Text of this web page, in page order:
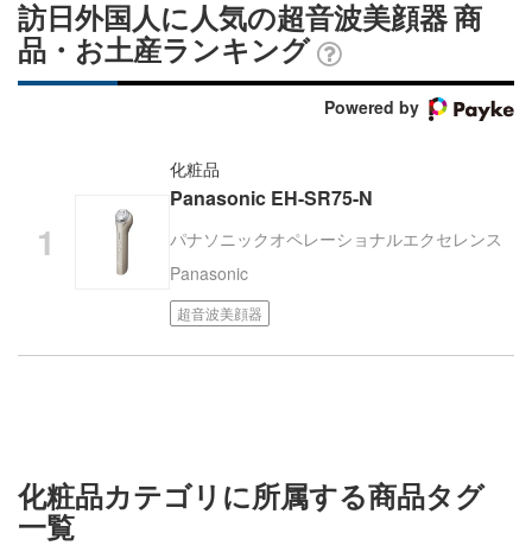
訪日外国人に人気の超音波美顔器 商
品・お土産ランキング
Powered by
化粧品
Panasonic EH-SR75-N
パナソニックオペレーショナルエクセレンス
Panasonic
超音波美顔器
化粧品カテゴリに所属する商品タグ
一覧